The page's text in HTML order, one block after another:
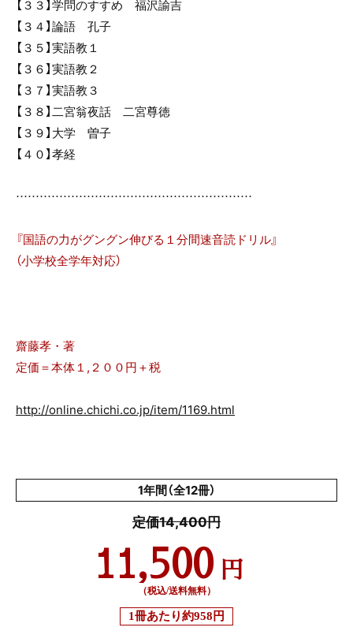
【３３】学問のすすめ 福沢諭吉
【３４】論語 孔子
【３５】実語教１
【３６】実語教２
【３７】実語教３
【３８】二宮翁夜話 二宮尊徳
【３９】大学 曽子
【４０】孝経
……………………………………………………
『国語の力がグングン伸びる１分間速音読ドリル』
（小学校全学年対応）
齋藤孝・著
定価＝本体１,２００円＋税
http://online.chichi.co.jp/item/1169.html
1年間（全12冊）
定価14,400円
11,500 円
（税込/送料無料）
1冊あたり約958円